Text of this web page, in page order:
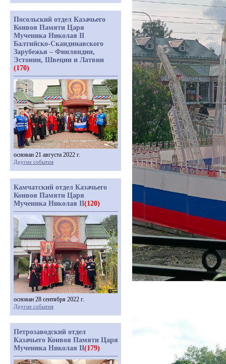
Посольский отдел Казачьего
Конвоя Памяти Царя
Мученика Николая II
Балтийско-Скандинавского
Зарубежья – Финляндии,
Эстонии, Швеции и Латвии
(170)
основан 21 августа 2022 г.
Другие события
Камчатский отдел Казачьего
Конвоя Памяти Царя
Мученика Николая II(120)
основан 28 сентября 2022 г.
Другие события
Петрозаводский отдел
Казачьего Конвоя Памяти Царя
Мученика Николая II(179)